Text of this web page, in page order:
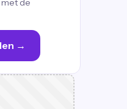
de
→